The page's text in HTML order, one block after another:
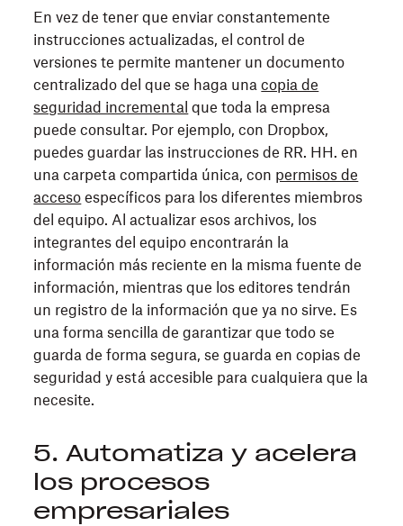
En vez de tener que enviar constantemente
instrucciones actualizadas, el control de
versiones te permite mantener un documento
centralizado del que se haga unacopia de
seguridad incremental que toda la empresa
puede consultar. Por ejemplo, con Dropbox,
puedes guardar las instrucciones de RR. HH. en
una carpeta compartida única, con permisos de
acceso específicos para los diferentes miembros
del equipo. Al actualizar esos archivos, los
integrantes del equipo encontrarán la
información más reciente en la misma fuente de
información, mientras que los editores tendrán
un registro de la información que ya no sirve. Es
una forma sencilla de garantizar que todo se
guarda de forma segura, se guarda en copias de
seguridad y está accesible para cualquiera que la
necesite.
5. Automatiza y acelera
los procesos
empresariales